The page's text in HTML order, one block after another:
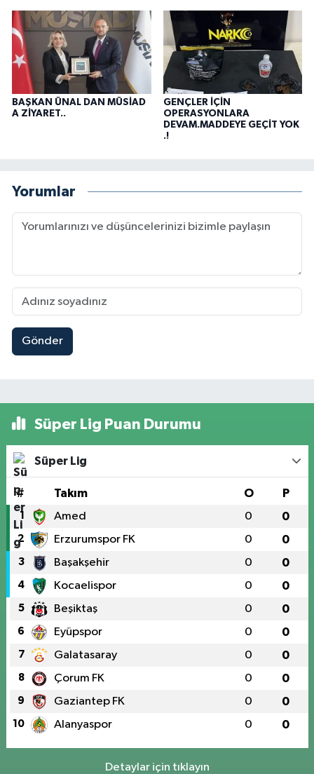
BAŞKAN ÜNAL DAN MÜSİAD
A ZİYARET..
GENÇLER İÇİN
OPERASYONLARA
DEVAM.MADDEYE GEÇİT YOK
.!
Yorumlar
Gönder
Süper Lig Puan Durumu
Süper Lig
# Takım O P
1 Amed 0 0
2 Erzurumspor FK 0 0
3 Başakşehir 0 0
4 Kocaelispor 0 0
5 Beşiktaş 0 0
6 Eyüpspor 0 0
7 Galatasaray 0 0
8 Çorum FK 0 0
9 Gaziantep FK 0 0
10 Alanyaspor 0 0
Detaylar için tıklayın